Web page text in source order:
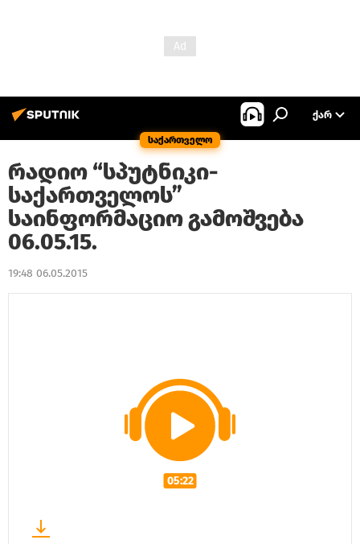
საქართველო
ᲥᲐᲠ
რადიო “სპუტნიკი-
საქართველოს”
საინფორმაციო გამოშვება
06.05.15.
19:48 06.05.2015
05:22